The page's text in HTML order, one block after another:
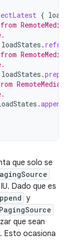
{
loadStates .
loadStates .
.append
que solo se
Dado que es
y
PagingSource
que sean
Esto ocasiona